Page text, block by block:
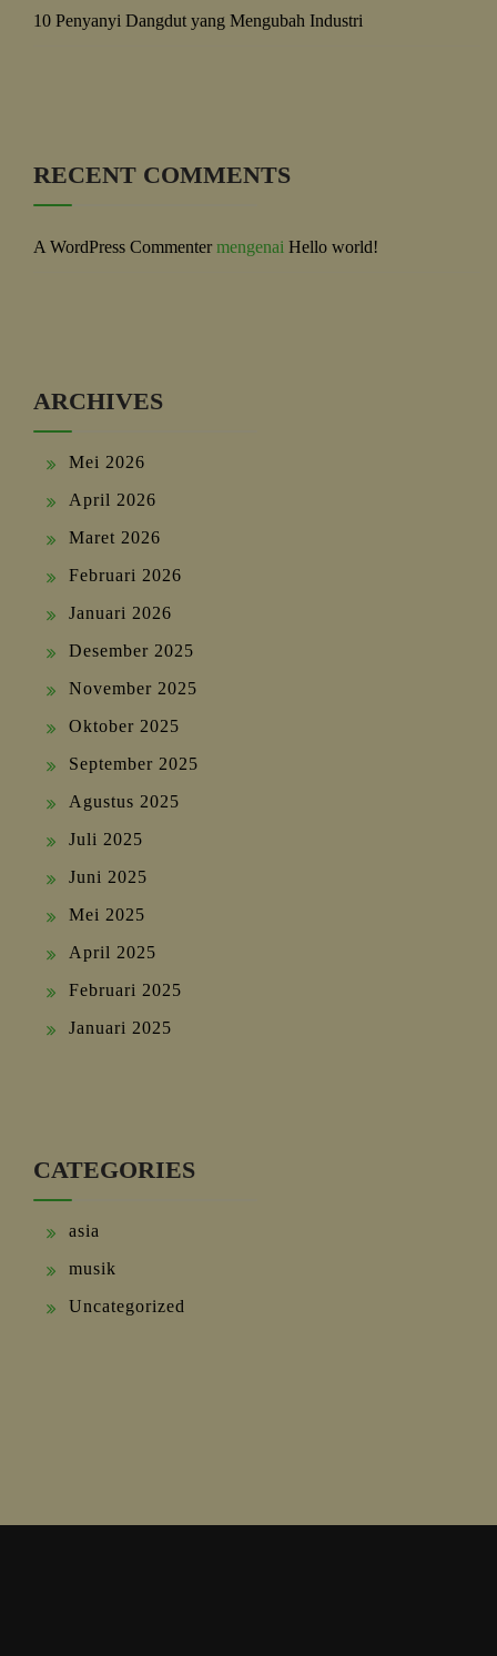
10 Penyanyi Dangdut yang Mengubah Industri
RECENT COMMENTS
A WordPress Commentermengenai Hello world!
ARCHIVES
Mei 2026
April 2026
Maret 2026
Februari 2026
Januari 2026
Desember 2025
November 2025
Oktober 2025
September 2025
Agustus 2025
Juli 2025
Juni 2025
Mei 2025
April 2025
Februari 2025
Januari 2025
CATEGORIES
asia
musik
Uncategorized